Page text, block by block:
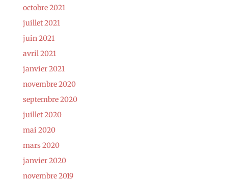
octobre 2021
juillet 2021
juin 2021
avril 2021
janvier 2021
novembre 2020
septembre 2020
juillet 2020
mai 2020
mars 2020
janvier 2020
novembre 2019